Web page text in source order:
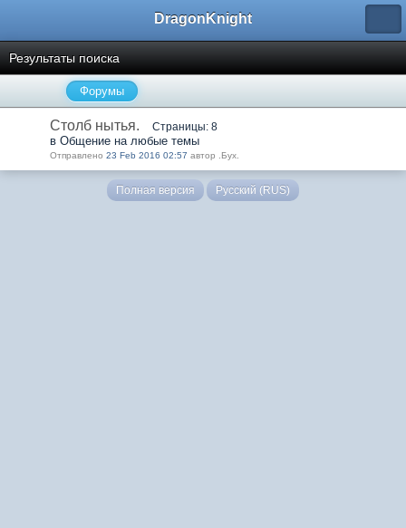
DragonKnight
Результаты поиска
Форумы
Столб нытья. Страницы: 8
в Общение на любые темы
Отправлено 23 Feb 2016 02:57 автор .Бyx.
Полная версия Русский (RUS)